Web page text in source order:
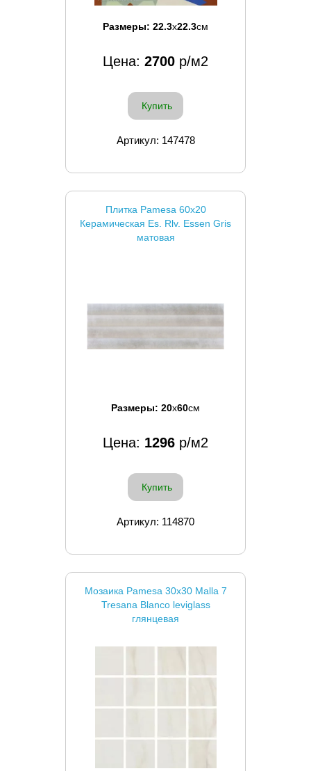
Размеры: 22.3x22.3см
Цена: 2700 р/м2
Купить
Артикул: 147478
Плитка Pamesa 60x20
Керамическая Es. Rlv. Essen Gris
матовая
Размеры: 20x60см
Цена: 1296 р/м2
Купить
Артикул: 114870
Мозаика Pamesa 30x30 Malla 7
Tresana Blanco leviglass
глянцевая